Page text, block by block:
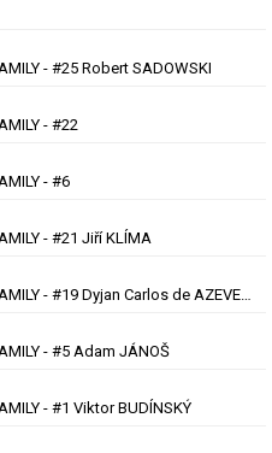
- #25 Robert SADOWSKI
- #22
- #6
- #21 Jiří KLÍMA
- #5 Adam JÁNOŠ
- #1 Viktor BUDÍNSKÝ